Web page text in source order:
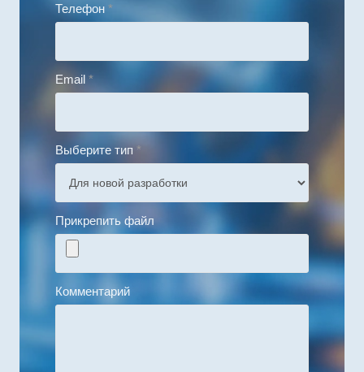
Телефон *
Email *
Выберите тип *
Прикрепить файл
Комментарий